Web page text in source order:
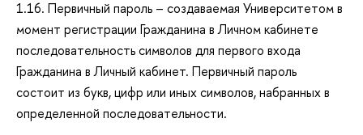
1.16. Первичный пароль – создаваемая Университетом в
момент регистрации Гражданина в Личном кабинете
последовательность символов для первого входа
Гражданина в Личный кабинет. Первичный пароль
состоит из букв, цифр или иных символов, набранных в
определенной последовательности.